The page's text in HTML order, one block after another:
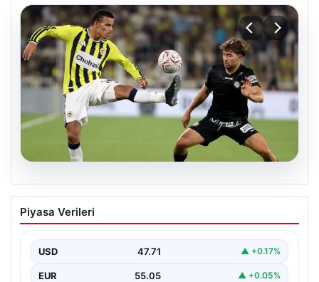
Fenerbahçeli Mason Greenwood’dan
özeleştiri: ‘Birkaç haftaya daha
Piyasa Verileri
USD 47.71 ▲ +0.17%
EUR 55.05 ▲ +0.05%